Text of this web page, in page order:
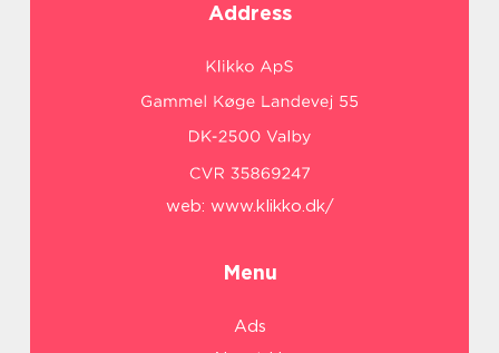
Address
web: www.klikko.dk/
Menu
Ads